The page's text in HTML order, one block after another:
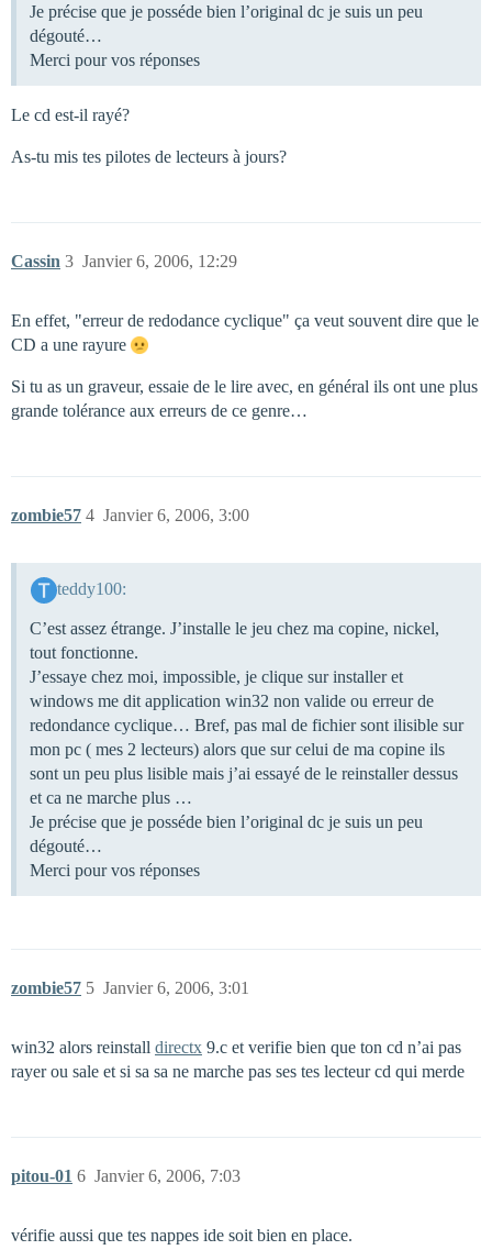
Je précise que je posséde bien l’original dc je suis un peu
dégouté…
Merci pour vos réponses
Le cd est-il rayé?
As-tu mis tes pilotes de lecteurs à jours?
Cassin Janvier 6, 2006, 12:29
3
En effet, "erreur de redodance cyclique" ça veut souvent dire que le
CD a une rayure
Si tu as un graveur, essaie de le lire avec, en général ils ont une plus
grande tolérance aux erreurs de ce genre…
zombie57 Janvier 6, 2006, 3:00
4
teddy100:
C’est assez étrange. J’installe le jeu chez ma copine, nickel,
tout fonctionne.
J’essaye chez moi, impossible, je clique sur installer et
windows me dit application win32 non valide ou erreur de
redondance cyclique… Bref, pas mal de fichier sont ilisible sur
mon pc ( mes 2 lecteurs) alors que sur celui de ma copine ils
sont un peu plus lisible mais j’ai essayé de le reinstaller dessus
et ca ne marche plus …
Je précise que je posséde bien l’original dc je suis un peu
dégouté…
Merci pour vos réponses
zombie57 Janvier 6, 2006, 3:01
5
win32 alors reinstall directx 9.c et verifie bien que ton cd n’ai pas
rayer ou sale et si sa sa ne marche pas ses tes lecteur cd qui merde
pitou-01 Janvier 6, 2006, 7:03
6
vérifie aussi que tes nappes ide soit bien en place.